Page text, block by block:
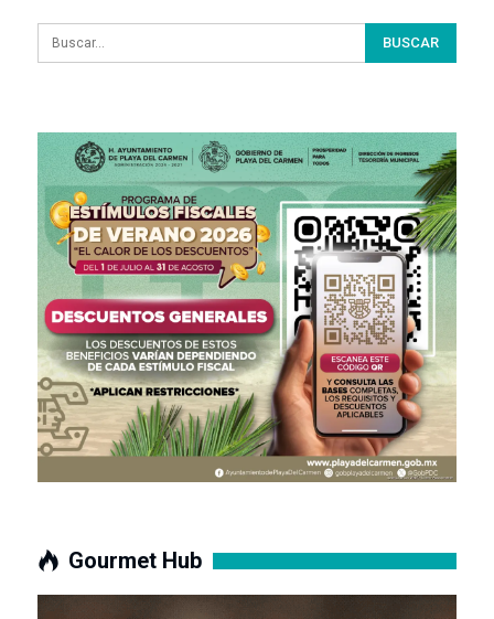
Gourmet Hub